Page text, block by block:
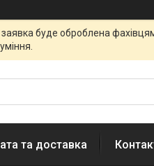
буде оброблена
та доставка